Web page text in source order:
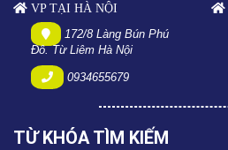
VP TẠI HÀ NỘI
172/8 Làng Bún Phú
Đô. Từ Liêm Hà Nội
0934655679
TỪ KHÓA TÌM KIẾM